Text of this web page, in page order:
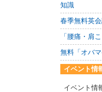
知識
春季無料英
「腰痛・肩
無料「オバ
イベント情
イベント情